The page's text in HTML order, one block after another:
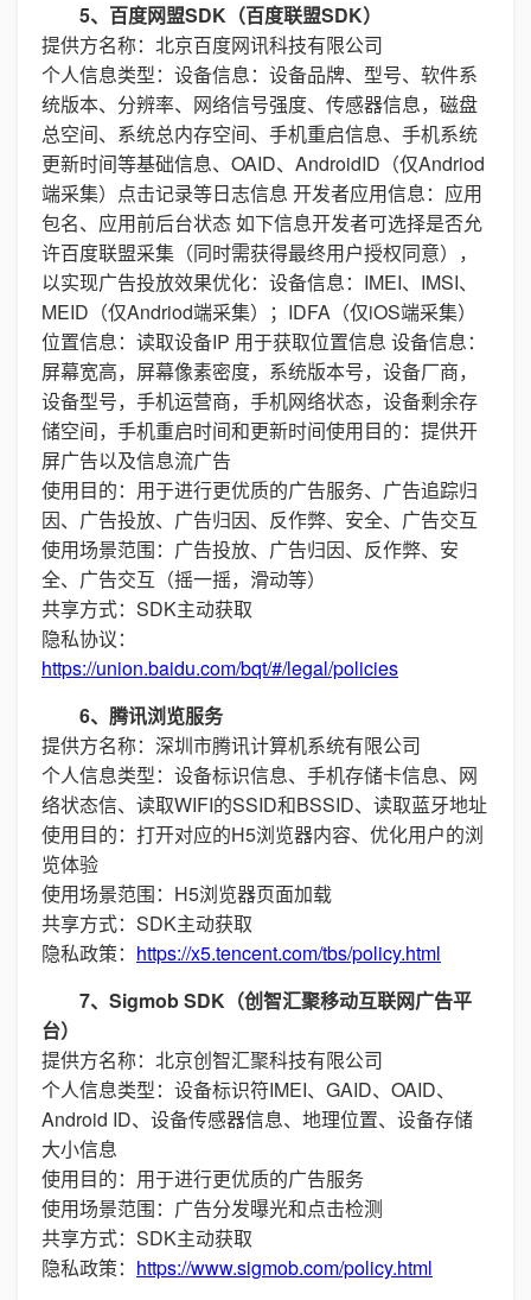
5、百度网盟SDK（百度联盟SDK）
提供方名称：北京百度网讯科技有限公司
个人信息类型：设备信息：设备品牌、型号、软件系
统版本、分辨率、网络信号强度、传感器信息，磁盘
总空间、系统总内存空间、手机重启信息、手机系统
更新时间等基础信息、OAID、AndroidID（仅Andriod
端采集）点击记录等日志信息 开发者应用信息：应用
包名、应用前后台状态 如下信息开发者可选择是否允
许百度联盟采集（同时需获得最终用户授权同意），
以实现广告投放效果优化：设备信息：IMEI、IMSI、
MEID（仅Andriod端采集）；IDFA（仅iOS端采集）
位置信息：读取设备IP 用于获取位置信息 设备信息：
屏幕宽高，屏幕像素密度，系统版本号，设备厂商，
设备型号，手机运营商，手机网络状态，设备剩余存
储空间，手机重启时间和更新时间使用目的：提供开
屏广告以及信息流广告
使用目的：用于进行更优质的广告服务、广告追踪归
因、广告投放、广告归因、反作弊、安全、广告交互
使用场景范围：广告投放、广告归因、反作弊、安
全、广告交互（摇一摇，滑动等）
共享方式：SDK主动获取
隐私协议：
https://union.baidu.com/bqt/#/legal/policies
6、腾讯浏览服务
提供方名称：深圳市腾讯计算机系统有限公司
个人信息类型：设备标识信息、手机存储卡信息、网
络状态信、读取WIFI的SSID和BSSID、读取蓝牙地址
使用目的：打开对应的H5浏览器内容、优化用户的浏
览体验
使用场景范围：H5浏览器页面加载
共享方式：SDK主动获取
隐私政策： https://x5.tencent.com/tbs/policy.html
7、Sigmob SDK（创智汇聚移动互联网广告平
台）
提供方名称：北京创智汇聚科技有限公司
个人信息类型：设备标识符IMEI、GAID、OAID、
Android ID、设备传感器信息、地理位置、设备存储
大小信息
使用目的：用于进行更优质的广告服务
使用场景范围：广告分发曝光和点击检测
共享方式：SDK主动获取
隐私政策： https://www.sigmob.com/policy.html